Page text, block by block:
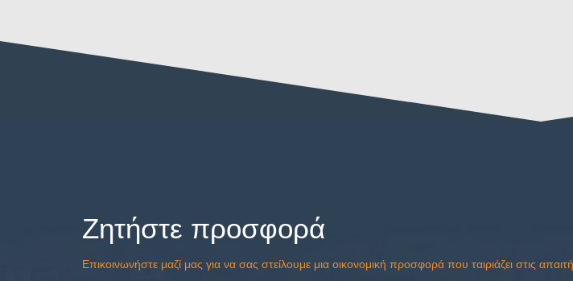
Ζητήστε προσφορά
Επικοινωνήστε μαζί μας για να σας στείλουμε μια οικονομική προσφορά που ταιριάζει στις